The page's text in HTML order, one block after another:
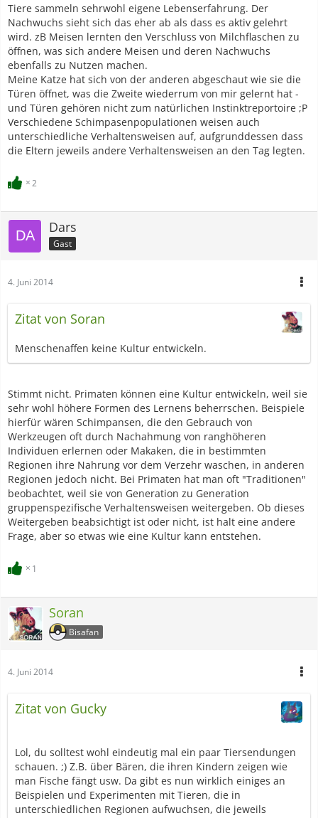
Tiere sammeln sehrwohl eigene Lebenserfahrung. Der
Nachwuchs sieht sich das eher ab als dass es aktiv gelehrt
wird. zB Meisen lernten den Verschluss von Milchflaschen zu
öffnen, was sich andere Meisen und deren Nachwuchs
ebenfalls zu Nutzen machen.
Meine Katze hat sich von der anderen abgeschaut wie sie die
Türen öffnet, was die Zweite wiederrum von mir gelernt hat -
und Türen gehören nicht zum natürlichen Instinktreportoire ;P
Verschiedene Schimpasenpopulationen weisen auch
unterschiedliche Verhaltensweisen auf, aufgrunddessen dass
die Eltern jeweils andere Verhaltensweisen an den Tag legten.
2
Dars
Gast
4. Juni 2014
Zitat von Soran
Menschenaffen keine Kultur entwickeln.
Stimmt nicht. Primaten können eine Kultur entwickeln, weil sie
sehr wohl höhere Formen des Lernens beherrschen. Beispiele
hierfür wären Schimpansen, die den Gebrauch von
Werkzeugen oft durch Nachahmung von ranghöheren
Individuen erlernen oder Makaken, die in bestimmten
Regionen ihre Nahrung vor dem Verzehr waschen, in anderen
Regionen jedoch nicht. Bei Primaten hat man oft "Traditionen"
beobachtet, weil sie von Generation zu Generation
gruppenspezifische Verhaltensweisen weitergeben. Ob dieses
Weitergeben beabsichtigt ist oder nicht, ist halt eine andere
Frage, aber so etwas wie eine Kultur kann entstehen.
1
Soran
Bisafan
4. Juni 2014
Zitat von Gucky
Lol, du solltest wohl eindeutig mal ein paar Tiersendungen
schauen. ;) Z.B. über Bären, die ihren Kindern zeigen wie
man Fische fängt usw. Da gibt es nun wirklich einiges an
Beispielen und Experimenten mit Tieren, die in
unterschiedlichen Regionen aufwuchsen, die jeweils